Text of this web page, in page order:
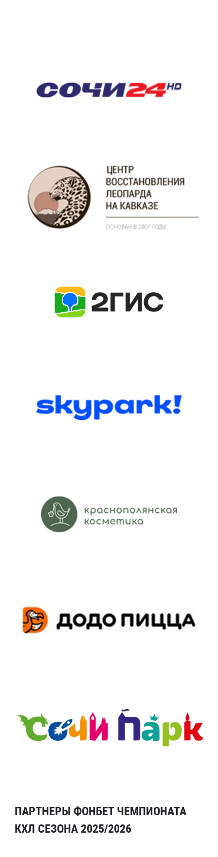
ПАРТНЕРЫ ФОНБЕТ ЧЕМПИОНАТА
КХЛ СЕЗОНА 2025/2026